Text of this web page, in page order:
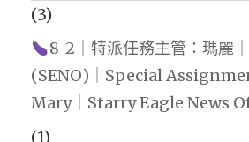
(3)
8-2｜特派任務主管：瑪麗
(SENO)｜Special
Mary｜Starry Eagle News
(1)